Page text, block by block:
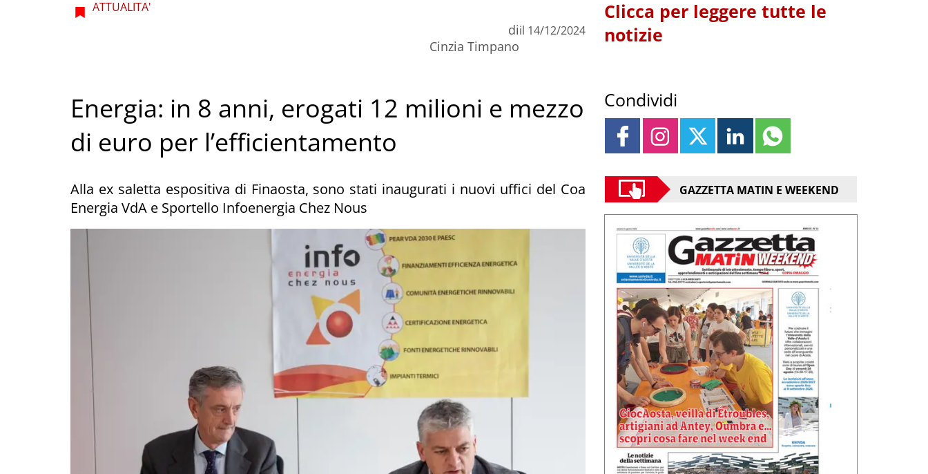
ATTUALITA'
di
Cinzia Timpano
il 14/12/2024
Energia: in 8 anni, erogati 12 milioni e mezzo
di euro per l’efficientamento
Alla ex saletta espositiva di Finaosta, sono stati inaugurati i nuovi uffici del Coa
Energia VdA e Sportello Infoenergia Chez Nous
Clicca per leggere tutte le
notizie
Condividi
GAZZETTA MATIN E WEEKEND